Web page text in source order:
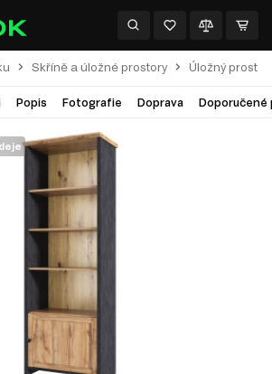
Skříně a úložné prostory Úložný prostor
Popis Fotografie Doprava Doporučené